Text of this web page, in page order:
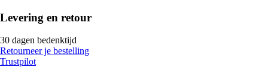
Levering en retour
30 dagen bedenktijd
Retourneer je bestelling
Trustpilot